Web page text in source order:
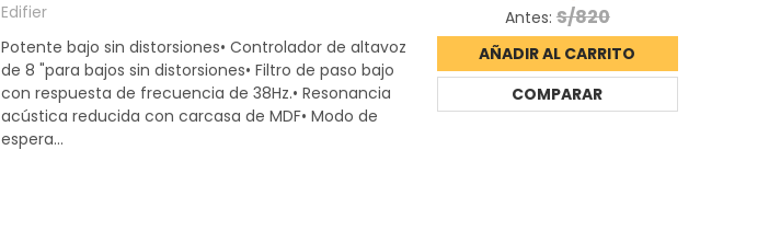
Edifier
Potente bajo sin distorsiones• Controlador de altavoz
de 8 "para bajos sin distorsiones• Filtro de paso bajo
con respuesta de frecuencia de 38Hz.• Resonancia
acústica reducida con carcasa de MDF• Modo de
espera...
Antes: S/820
AÑADIR AL CARRITO
COMPARAR